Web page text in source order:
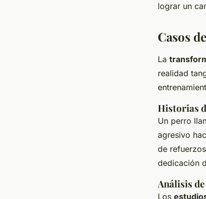
lograr un
Casos
La
realidad
Historias
Un perro
agresivo
de
dedicación
Análisis
Los